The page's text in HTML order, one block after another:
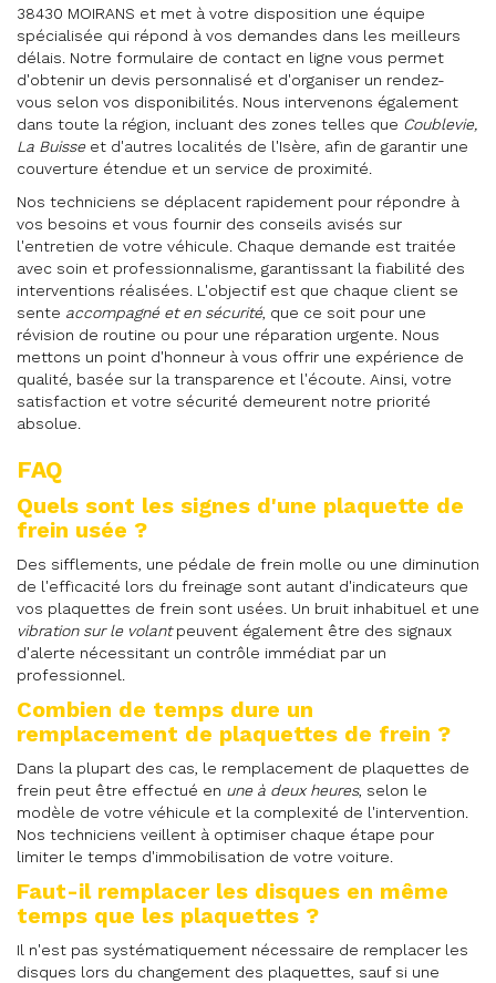
38430 MOIRANS et met à votre disposition une équipe
spécialisée qui répond à vos demandes dans les meilleurs
délais. Notre formulaire de contact en ligne vous permet
d'obtenir un devis personnalisé et d'organiser un rendez-
vous selon vos disponibilités. Nous intervenons également
dans toute la région, incluant des zones telles que Coublevie,
La Buisseet d'autres localités de l'Isère, afin de garantir une
couverture étendue et un service de proximité.
Nos techniciens se déplacent rapidement pour répondre à
vos besoins et vous fournir des conseils avisés sur
l'entretien de votre véhicule. Chaque demande est traitée
avec soin et professionnalisme, garantissant la fiabilité des
interventions réalisées. L'objectif est que chaque client se
sente accompagné et en sécurité, que ce soit pour une
révision de routine ou pour une réparation urgente. Nous
mettons un point d'honneur à vous offrir une expérience de
qualité, basée sur la transparence et l'écoute. Ainsi, votre
satisfaction et votre sécurité demeurent notre priorité
absolue.
FAQ
Quels sont les signes d'une plaquette de
frein usée ?
Des sifflements, une pédale de frein molle ou une diminution
de l'efficacité lors du freinage sont autant d'indicateurs que
vos plaquettes de frein sont usées. Un bruit inhabituel et une
vibration sur le volantpeuvent également être des signaux
d'alerte nécessitant un contrôle immédiat par un
professionnel.
Combien de temps dure un
remplacement de plaquettes de frein ?
Dans la plupart des cas, le remplacement de plaquettes de
frein peut être effectué en une à deux heures, selon le
modèle de votre véhicule et la complexité de l'intervention.
Nos techniciens veillent à optimiser chaque étape pour
limiter le temps d'immobilisation de votre voiture.
Faut-il remplacer les disques en même
temps que les plaquettes ?
Il n'est pas systématiquement nécessaire de remplacer les
disques lors du changement des plaquettes, sauf si une